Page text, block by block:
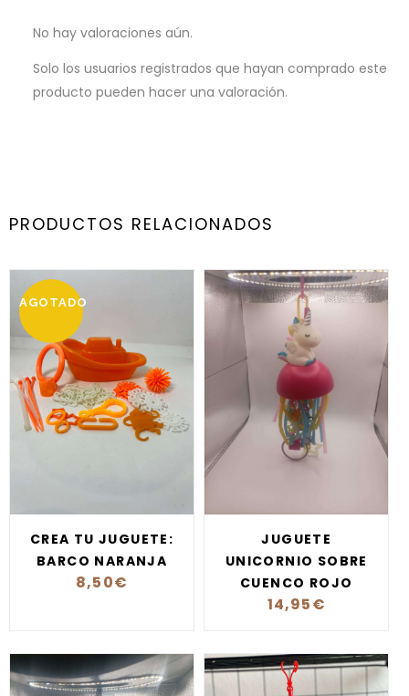
No hay valoraciones aún.
Solo los usuarios registrados que hayan comprado este
producto pueden hacer una valoración.
PRODUCTOS RELACIONADOS
AGOTADO
CREA TU JUGUETE:
BARCO NARANJA
8,50€
JUGUETE
UNICORNIO SOBRE
CUENCO ROJO
14,95€